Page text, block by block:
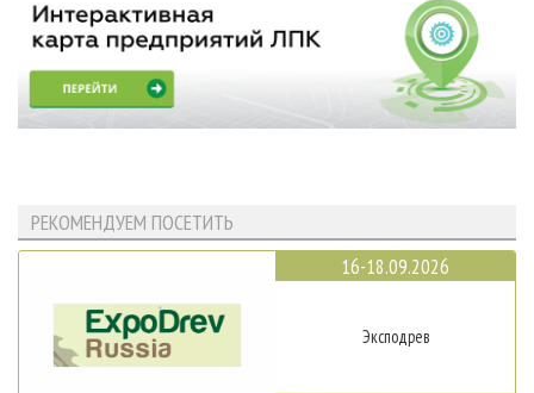
РЕКОМЕНДУЕМ ПОСЕТИТЬ
16-18.09.2026
Эксподрев